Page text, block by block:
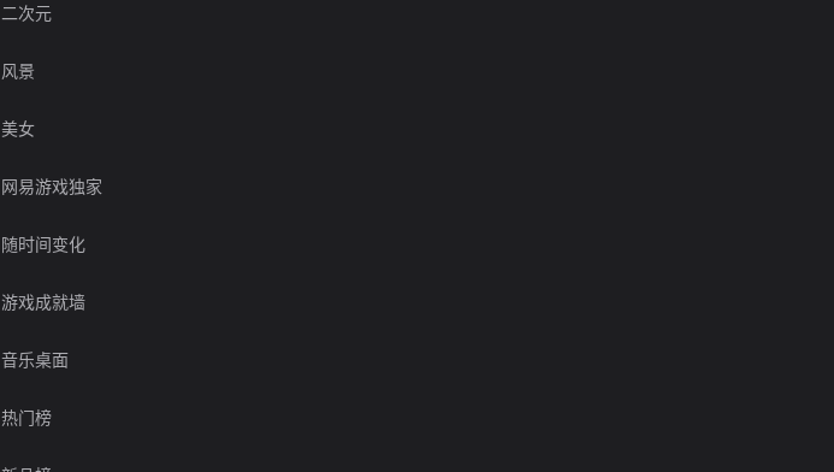
二次元
风景
美女
网易游戏独家
随时间变化
游戏成就墙
音乐桌面
热门榜